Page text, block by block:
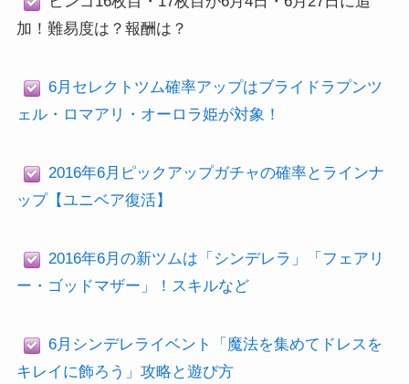
加！難易度は？報酬は？
6月セレクトツム確率アップはブライドラプンツ
ェル・ロマアリ・オーロラ姫が対象！
2016年6月ピックアップガチャの確率とラインナ
ップ【ユニベア復活】
2016年6月の新ツムは「シンデレラ」「フェアリ
ー・ゴッドマザー」！スキルなど
6月シンデレライベント「魔法を集めてドレスを
キレイに飾ろう」攻略と遊び方